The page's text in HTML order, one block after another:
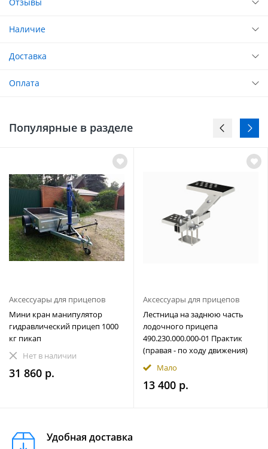
Отзывы
Наличие
Доставка
Оплата
Популярные в разделе
Аксессуары для прицепов
Мини кран манипулятор
гидравлический прицеп 1000
кг пикап
Нет в наличии
31 860 р.
Аксессуары для прицепов
Лестница на заднюю часть
лодочного прицепа
490.230.000.000-01 Практик
(правая - по ходу движения)
Мало
13 400 р.
Удобная доставка